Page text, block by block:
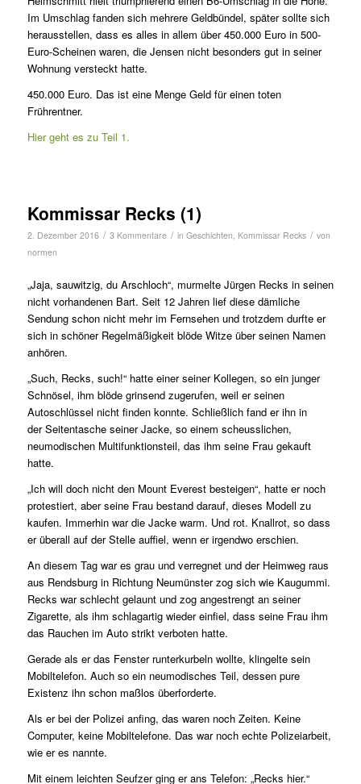
Im Umschlag fanden sich mehrere Geldbündel, später sollte sich
herausstellen, dass es alles in allem über 450.000 Euro in 500-
Euro-Scheinen waren, die Jensen nicht besonders gut in seiner
Wohnung versteckt hatte.
450.000 Euro. Das ist eine Menge Geld für einen toten
Frührentner.
Hier geht es zu Teil 1.
Kommissar Recks (1)
2. Dezember 2016 / 3 Kommentare / in Geschichten, Kommissar Recks / von
normen
„Jaja, sauwitzig, du Arschloch“, murmelte Jürgen Recks in seinen
nicht vorhandenen Bart. Seit 12 Jahren lief diese dämliche
Sendung schon nicht mehr im Fernsehen und trotzdem durfte er
sich in schöner Regelmäßigkeit blöde Witze über seinen Namen
anhören.
„Such, Recks, such!“ hatte einer seiner Kollegen, so ein junger
Schnösel, ihm blöde grinsend zugerufen, weil er seinen
Autoschlüssel nicht finden konnte. Schließlich fand er ihn in
der Seitentasche seiner Jacke, so einem scheusslichen,
neumodischen Multifunktionsteil, das ihm seine Frau gekauft
hatte.
„Ich will doch nicht den Mount Everest besteigen“, hatte er noch
protestiert, aber seine Frau bestand darauf, dieses Modell zu
kaufen. Immerhin war die Jacke warm. Und rot. Knallrot, so dass
er überall auf der Stelle auffiel, wenn er irgendwo erschien.
An diesem Tag war es grau und verregnet und der Heimweg raus
aus Rendsburg in Richtung Neumünster zog sich wie Kaugummi.
Recks war schlecht gelaunt und zog angestrengt an seiner
Zigarette, als ihm schlagartig wieder einfiel, dass seine Frau ihm
das Rauchen im Auto strikt verboten hatte.
Gerade als er das Fenster runterkurbeln wollte, klingelte sein
Mobiltelefon. Auch so ein neumodisches Teil, dessen pure
Existenz ihn schon maßlos überforderte.
Als er bei der Polizei anfing, das waren noch Zeiten. Keine
Computer, keine Mobiltelefone. Das war noch echte Polizeiarbeit,
wie er es nannte.
Mit einem leichten Seufzer ging er ans Telefon: „Recks hier.“